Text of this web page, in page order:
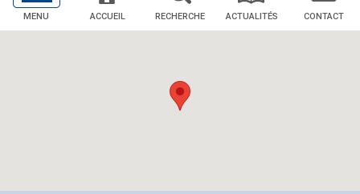
MENU ACCUEIL RECHERCHE ACTUALITÉS CONTACT